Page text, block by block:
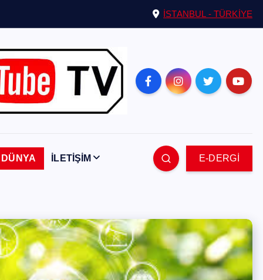
İSTANBUL - TÜRKİYE
DÜNYA İLETİŞİM E-DERGİ